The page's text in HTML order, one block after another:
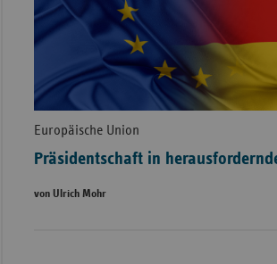
Europäische Union
Präsidentschaft in
von Ulrich Mohr